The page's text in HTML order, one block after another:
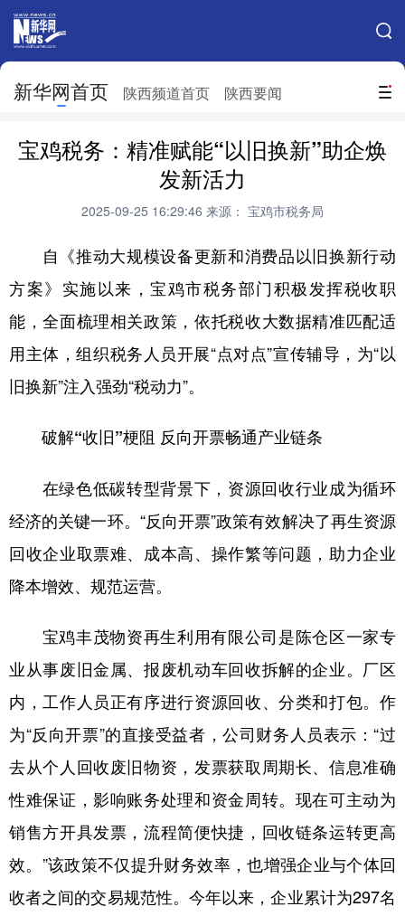
搜索
新华网首页 陕西频道首页 陕西要闻
网站地图
北京 天津 河北 山西
吉林 上海
山东 河南 湖北 湖南
广东 广西 海南 重庆
四川 贵州 云南 西藏
陕西 甘肃
新疆 内蒙古 黑龙江
宝鸡税务：精准赋能“以旧换新”助企焕
发新活力
2025-09-25 16:29:46 来源： 宝鸡市税务局
自《推动大规模设备更新和消费品以旧换新行动
方案》实施以来，宝鸡市税务部门积极发挥税收职
能，全面梳理相关政策，依托税收大数据精准匹配适
用主体，组织税务人员开展“点对点”宣传辅导，为“以
旧换新”注入强劲“税动力”。
破解“收旧”梗阻 反向开票畅通产业链条
在绿色低碳转型背景下，资源回收行业成为循环
经济的关键一环。“反向开票”政策有效解决了再生资源
回收企业取票难、成本高、操作繁等问题，助力企业
降本增效、规范运营。
宝鸡丰茂物资再生利用有限公司是陈仓区一家专
业从事废旧金属、报废机动车回收拆解的企业。厂区
内，工作人员正有序进行资源回收、分类和打包。作
为“反向开票”的直接受益者，公司财务人员表示：“过
去从个人回收废旧物资，发票获取周期长、信息准确
性难保证，影响账务处理和资金周转。现在可主动为
销售方开具发票，流程简便快捷，回收链条运转更高
效。”该政策不仅提升财务效率，也增强企业与个体回
收者之间的交易规范性。今年以来，企业累计为297名